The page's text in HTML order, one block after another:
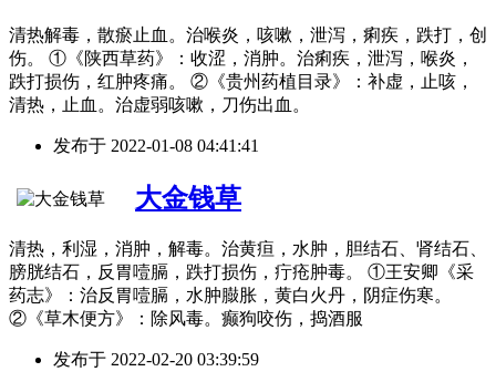
清热解毒，散瘀止血。治喉炎，咳嗽，泄泻，痢疾，跌打，创
伤。 ①《陕西草药》：收涩，消肿。治痢疾，泄泻，喉炎，
跌打损伤，红肿疼痛。 ②《贵州药植目录》：补虚，止咳，
清热，止血。治虚弱咳嗽，刀伤出血。
发布于 2022-01-08 04:41:41
大金钱草
清热，利湿，消肿，解毒。治黄疸，水肿，胆结石、肾结石、
膀胱结石，反胃噎膈，跌打损伤，疔疮肿毒。 ①王安卿《采
药志》：治反胃噎膈，水肿臌胀，黄白火丹，阴症伤寒。
②《草木便方》：除风毒。癫狗咬伤，捣酒服
发布于 2022-02-20 03:39:59